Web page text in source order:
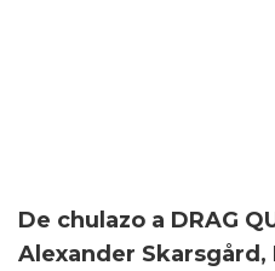
De chulazo a DRAG
Alexander Skarsgård,